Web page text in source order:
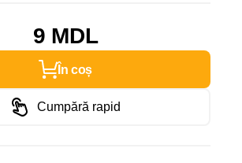
9 MDL
În coș
Cumpără rapid